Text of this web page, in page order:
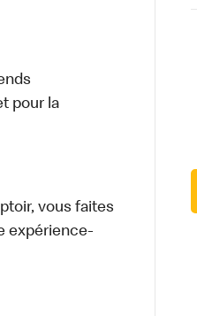
pour la
vous faites
expérience-